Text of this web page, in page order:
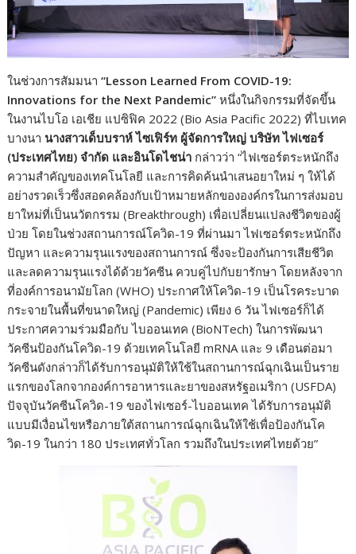
ในช่วงการสัมมนา“Lesson Learned From COVID-19:
Innovations for the Next Pandemic” หนึ่งในกิจกรรมที่จัดขึ้น
ในงานไบโอ เอเชีย แปซิฟิค 2022 (Bio Asia Pacific 2022) ที่ไบเทค
บางนา นางสาวเด็บบราห์ ไซเฟิร์ท ผู้จัดการใหญ่ บริษัท ไฟเซอร์
(ประเทศไทย) จำกัด และอินโดไชน่า กล่าวว่า “ไฟเซอร์ตระหนักถึง
ความสำคัญของเทคโนโลยี และการคิดค้นนำเสนอยาใหม่ ๆ ให้ได้
อย่างรวดเร็วซึ่งสอดคล้องกับเป้าหมายหลักขององค์กรในการส่งมอบ
ยาใหม่ที่เป็นนวัตกรรม (Breakthrough) เพื่อเปลี่ยนแปลงชีวิตของผู้
ป่วย โดยในช่วงสถานการณ์โควิด-19 ที่ผ่านมา ไฟเซอร์ตระหนักถึง
ปัญหา และความรุนแรงของสถานการณ์ ซึ่งจะป้องกันการเสียชีวิต
และลดความรุนแรงได้ด้วยวัคซีน ควบคู่ไปกับยารักษา โดยหลังจาก
ที่องค์การอนามัยโลก (WHO) ประกาศให้โควิด-19 เป็นโรคระบาด
กระจายในพื้นที่ขนาดใหญ่ (Pandemic) เพียง 6 วัน ไฟเซอร์ก็ได้
ประกาศความร่วมมือกับ ไบออนเทค (BioNTech) ในการพัฒนา
วัคซีนป้องกันโควิด-19 ด้วยเทคโนโลยี mRNA และ 9 เดือนต่อมา
วัคซีนดังกล่าวก็ได้รับการอนุมัติให้ใช้ในสถานการณ์ฉุกเฉินเป็นราย
แรกของโลกจากองค์การอาหารและยาของสหรัฐอเมริกา (USFDA)
ปัจจุบันวัคซีนโควิด-19 ของไฟเซอร์-ไบออนเทค ได้รับการอนุมัติ
แบบมีเงื่อนไขหรือภายใต้สถานการณ์ฉุกเฉินให้ใช้เพื่อป้องกันโค
วิด-19 ในกว่า 180 ประเทศทั่วโลก รวมถึงในประเทศไทยด้วย”